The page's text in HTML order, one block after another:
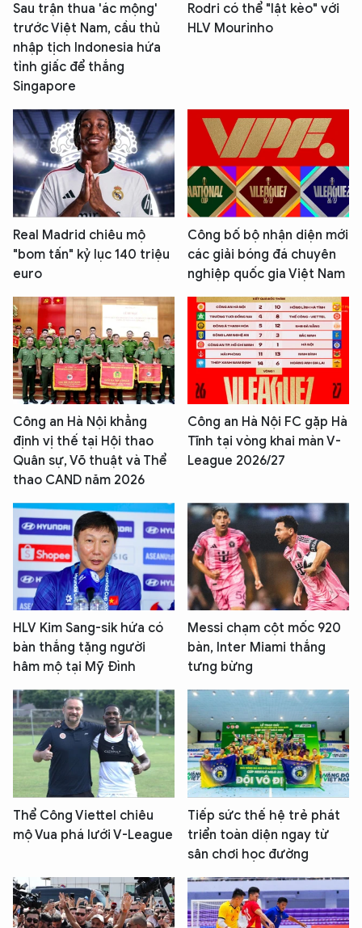
Sau trận thua 'ác mộng'
trước Việt Nam, cầu thủ
nhập tịch Indonesia hứa
tỉnh giấc để thắng
Singapore
Rodri có thể "lật kèo" với
HLV Mourinho
Real Madrid chiêu mộ
"bom tấn" kỷ lục 140 triệu
euro
Công bố bộ nhận diện mới
các giải bóng đá chuyên
nghiệp quốc gia Việt Nam
Công an Hà Nội khẳng
định vị thế tại Hội thao
Quân sự, Võ thuật và Thể
thao CAND năm 2026
Công an Hà Nội FC gặp Hà
Tĩnh tại vòng khai màn V-
League 2026/27
HLV Kim Sang-sik hứa có
bàn thắng tặng người
hâm mộ tại Mỹ Đình
Messi chạm cột mốc 920
bàn, Inter Miami thắng
tưng bừng
Thể Công Viettel chiêu
mộ Vua phá lưới V-League
Tiếp sức thế hệ trẻ phát
triển toàn diện ngay từ
sân chơi học đường